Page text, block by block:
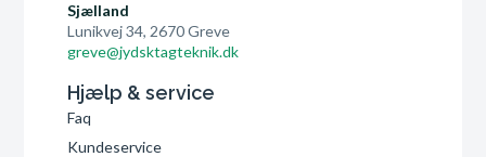
Sjælland
Lunikvej 34, 2670 Greve
greve@jydsktagteknik.dk
Hjælp & service
Faq
Kundeservice